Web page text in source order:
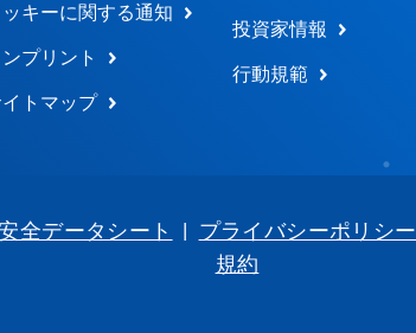
ッキーに関する通知
プリント
トマップ
投資家情報
行動規範
全データシート | プライバシーポリシー
規約